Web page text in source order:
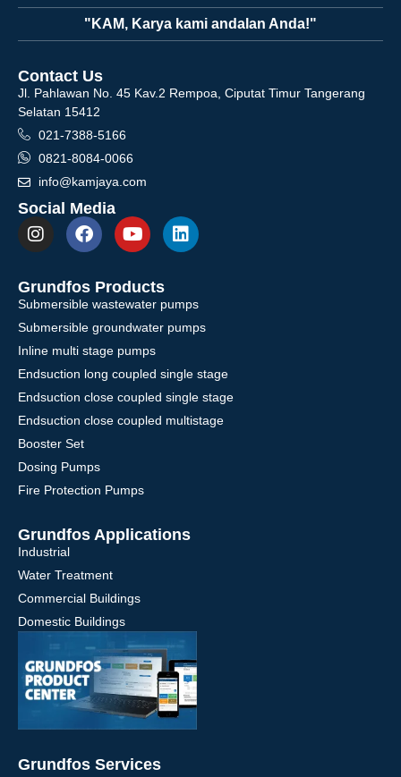
"KAM, Karya kami andalan Anda!"
Contact Us
Jl. Pahlawan No. 45 Kav.2 Rempoa, Ciputat Timur Tangerang
Selatan 15412
021-7388-5166
0821-8084-0066
info@kamjaya.com
Social Media
Grundfos Products
Submersible wastewater pumps
Submersible groundwater pumps
Inline multi stage pumps
Endsuction long coupled single stage
Endsuction close coupled single stage
Endsuction close coupled multistage
Booster Set
Dosing Pumps
Fire Protection Pumps
Grundfos Applications
Industrial
Water Treatment
Commercial Buildings
Domestic Buildings
Grundfos Services